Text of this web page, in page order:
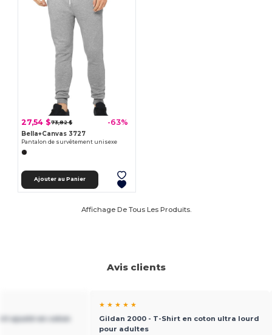
27,54 $73,82 $ -63%
Bella+Canvas 3727
Pantalon de survêtement unisexe
Ajouter au Panier
Affichage De Tous Les Produits.
Avis clients
ajusté en coton
★ ★ ★ ★ ★
Gildan 2000 - T-Shirt en coton ultra lourd
pour adultes